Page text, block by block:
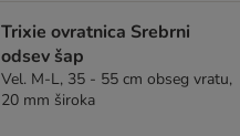
Trixie ovratnica Srebrni
odsev šap
Vel. M-L, 35 - 55 cm obseg vratu,
20 mm široka